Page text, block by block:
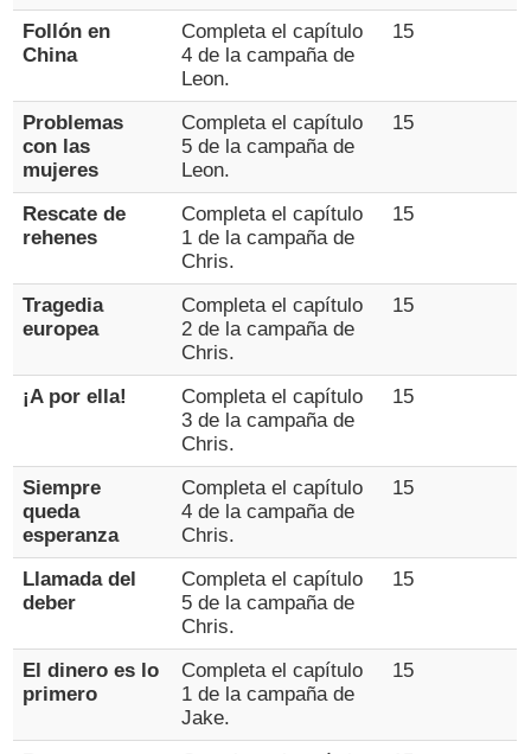
Follón en
China
Completa el capítulo
4 de la campaña de
Leon.
15
Problemas
con las
mujeres
Completa el capítulo
5 de la campaña de
Leon.
15
Rescate de
rehenes
Completa el capítulo
1 de la campaña de
Chris.
15
Tragedia
europea
Completa el capítulo
2 de la campaña de
Chris.
15
¡A por ella!
Completa el capítulo
3 de la campaña de
Chris.
15
Siempre
queda
esperanza
Completa el capítulo
4 de la campaña de
Chris.
15
Llamada del
deber
Completa el capítulo
5 de la campaña de
Chris.
15
El dinero es lo
primero
Completa el capítulo
1 de la campaña de
Jake.
15